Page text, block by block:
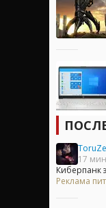
17
Киберпанк
Реклама